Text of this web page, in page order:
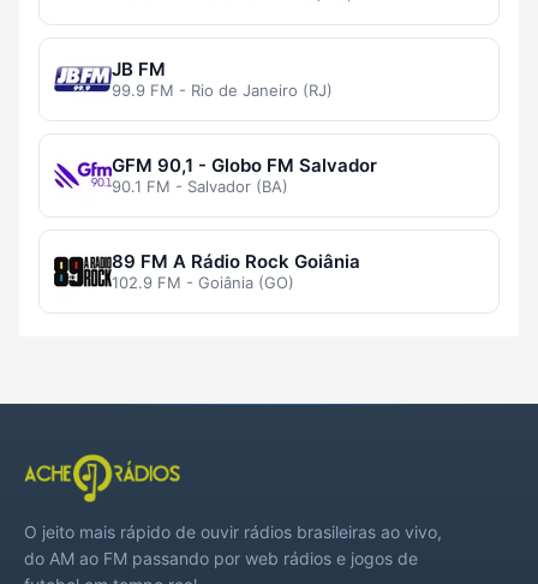
JB FM
99.9 FM - Rio de Janeiro (RJ)
GFM 90,1 - Globo FM Salvador
90.1 FM - Salvador (BA)
89 FM A Rádio Rock Goiânia
102.9 FM - Goiânia (GO)
O jeito mais rápido de ouvir rádios brasileiras ao vivo,
do AM ao FM passando por web rádios e jogos de